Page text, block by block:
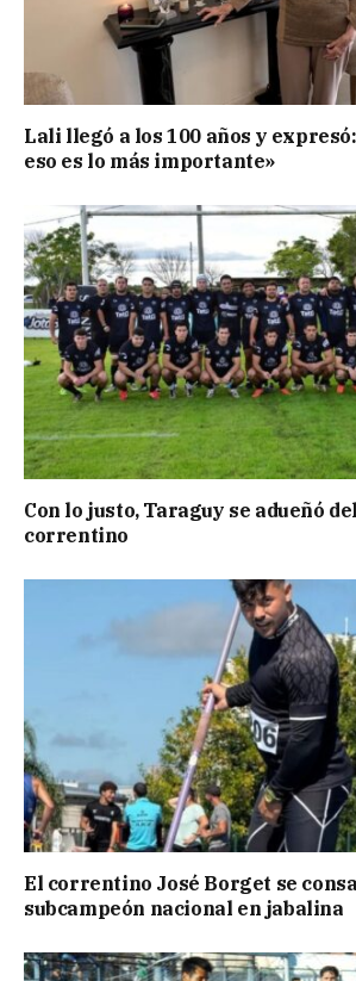
Lali llegó a los 100 años y
eso es lo más importante»
Con lo justo, Taraguy se adueñó
correntino
El correntino José Borget se
subcampeón nacional en jabalina